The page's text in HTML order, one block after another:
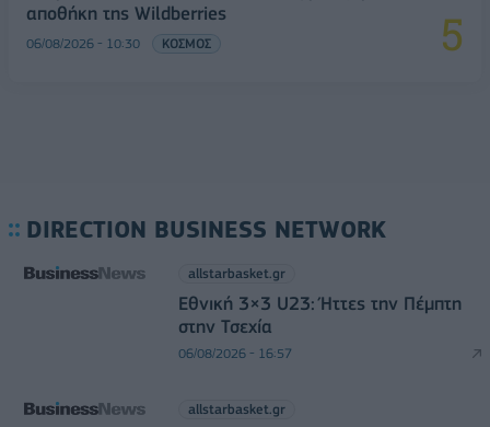
αποθήκη της Wildberries
06/08/2026 - 10:30 ΚΟΣΜΟΣ
DIRECTION BUSINESS NETWORK
allstarbasket.gr
Εθνική 3×3 U23: Ήττες την Πέμπτη
στην Τσεχία
06/08/2026 - 16:57
allstarbasket.gr